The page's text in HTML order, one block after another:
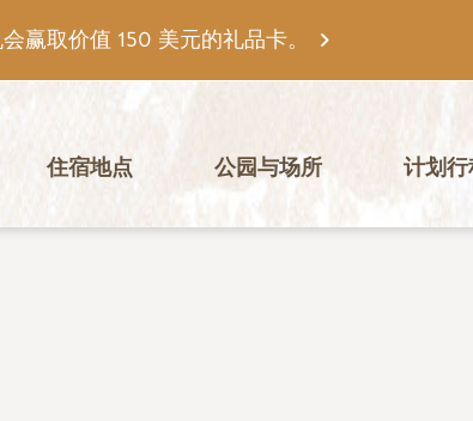
赢取价值 150 美元的礼品卡。
住宿地点 公园与场所 计划